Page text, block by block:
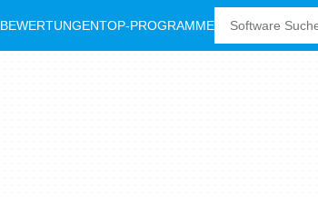
BEWERTUNGENTOP-PROGRAMME